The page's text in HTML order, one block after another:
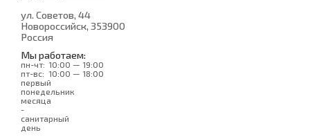
ул. Советов, 44
Новороссийск , 353900
Россия
Мы работаем:
пн-чт: 10:00 — 19:00
пт-вс: 10:00 — 18:00
первый
понедельник
месяца
-
санитарный
день